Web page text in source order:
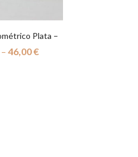
Plata –
– 46,00€